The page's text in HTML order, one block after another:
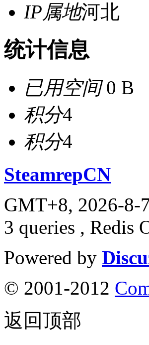
IP属地河北
统计信息
已用空间0 B
积分4
积分4
SteamrepCN
GMT+8, 2026-8-
3 queries , Redis
Powered by
© 2001-2012
返回顶部